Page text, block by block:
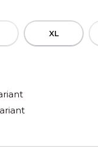
XL